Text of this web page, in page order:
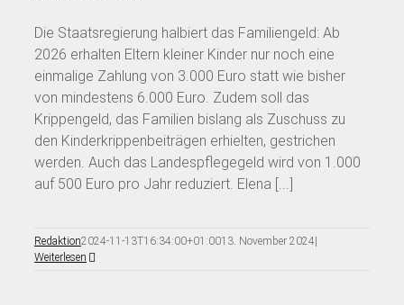
Die Staatsregierung halbiert das Familiengeld: Ab
2026 erhalten Eltern kleiner Kinder nur noch eine
einmalige Zahlung von 3.000 Euro statt wie bisher
von mindestens 6.000 Euro. Zudem soll das
Krippengeld, das Familien bislang als Zuschuss zu
den Kinderkrippenbeiträgen erhielten, gestrichen
werden. Auch das Landespflegegeld wird von 1.000
auf 500 Euro pro Jahr reduziert. Elena [...]
Redaktion2024-11-13T16:34:00+01:0013. November 2024|
Weiterlesen